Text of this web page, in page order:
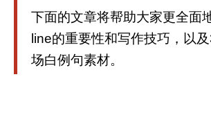
下面的文章将帮助大家更全面
line的重要性和写作技巧，以
场白例句素材。